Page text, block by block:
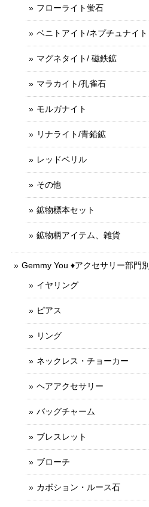
フローライト蛍石
ベニトアイト/ネプチュナイト
マグネタイト/ 磁鉄鉱
マラカイト/孔雀石
モルガナイト
リナライト/青鉛鉱
レッドベリル
その他
鉱物標本セット
鉱物柄アイテム、雑貨
Gemmy You ♦︎アクセサリー部門別
イヤリング
ピアス
リング
ネックレス・チョーカー
ヘアアクセサリー
バッグチャーム
ブレスレット
ブローチ
カボション・ルース石